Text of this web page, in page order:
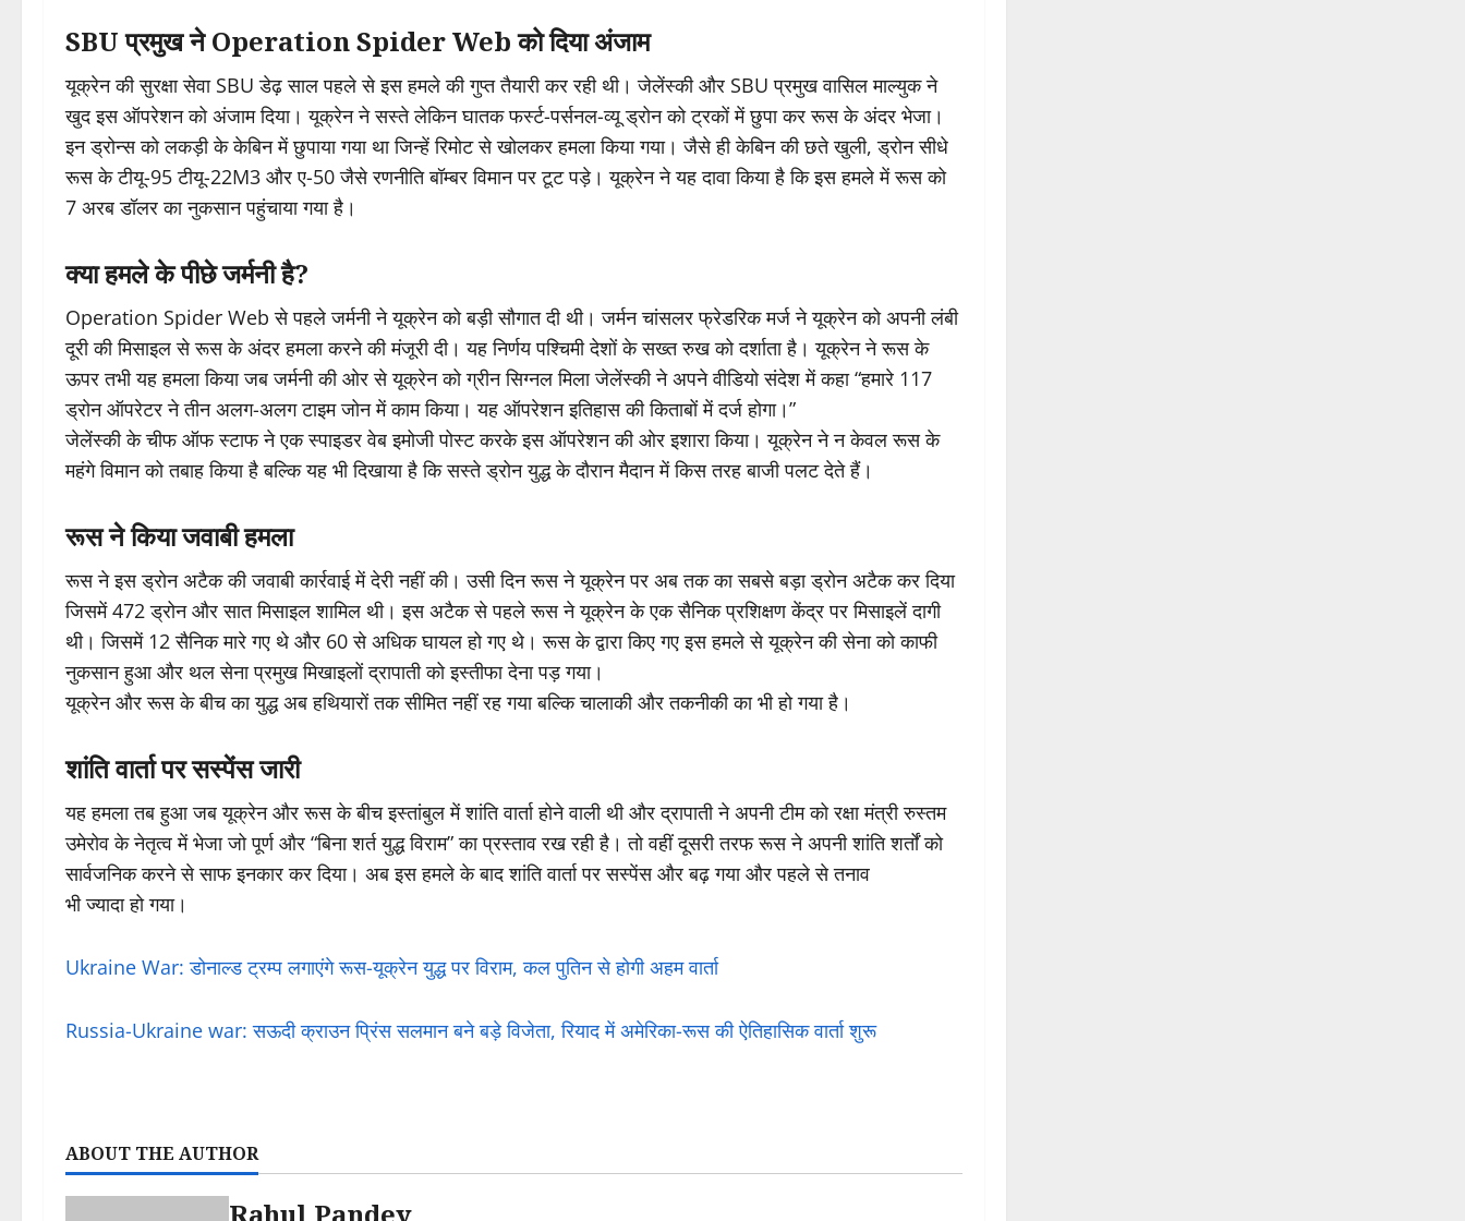
SBU प्रमुख ने Operation Spider Web को दिया अंजाम
यूक्रेन की सुरक्षा सेवा SBU डेढ़ साल पहले से इस हमले की गुप्त तैयारी कर रही थी। जेलेंस्की और SBU प्रमुख वासिल माल्युक ने
खुद इस ऑपरेशन को अंजाम दिया। यूक्रेन ने सस्ते लेकिन घातक फर्स्ट-पर्सनल-व्यू ड्रोन को ट्रकों में छुपा कर रूस के अंदर भेजा।
इन ड्रोन्स को लकड़ी के केबिन में छुपाया गया था जिन्हें रिमोट से खोलकर हमला किया गया। जैसे ही केबिन की छते खुली, ड्रोन सीधे
रूस के टीयू-95 टीयू-22M3 और ए-50 जैसे रणनीति बॉम्बर विमान पर टूट पड़े। यूक्रेन ने यह दावा किया है कि इस हमले में रूस को
7 अरब डॉलर का नुकसान पहुंचाया गया है।
क्या हमले के पीछे जर्मनी है?
Operation Spider Web से पहले जर्मनी ने यूक्रेन को बड़ी सौगात दी थी। जर्मन चांसलर फ्रेडरिक मर्ज ने यूक्रेन को अपनी लंबी
दूरी की मिसाइल से रूस के अंदर हमला करने की मंजूरी दी। यह निर्णय पश्चिमी देशों के सख्त रुख को दर्शाता है। यूक्रेन ने रूस के
ऊपर तभी यह हमला किया जब जर्मनी की ओर से यूक्रेन को ग्रीन सिग्नल मिला जेलेंस्की ने अपने वीडियो संदेश में कहा “हमारे 117
ड्रोन ऑपरेटर ने तीन अलग-अलग टाइम जोन में काम किया। यह ऑपरेशन इतिहास की किताबों में दर्ज होगा।”
जेलेंस्की के चीफ ऑफ स्टाफ ने एक स्पाइडर वेब इमोजी पोस्ट करके इस ऑपरेशन की ओर इशारा किया। यूक्रेन ने न केवल रूस के
महंगे विमान को तबाह किया है बल्कि यह भी दिखाया है कि सस्ते ड्रोन युद्ध के दौरान मैदान में किस तरह बाजी पलट देते हैं।
रूस ने किया जवाबी हमला
रूस ने इस ड्रोन अटैक की जवाबी कार्रवाई में देरी नहीं की। उसी दिन रूस ने यूक्रेन पर अब तक का सबसे बड़ा ड्रोन अटैक कर दिया
जिसमें 472 ड्रोन और सात मिसाइल शामिल थी। इस अटैक से पहले रूस ने यूक्रेन के एक सैनिक प्रशिक्षण केंद्र पर मिसाइलें दागी
थी। जिसमें 12 सैनिक मारे गए थे और 60 से अधिक घायल हो गए थे। रूस के द्वारा किए गए इस हमले से यूक्रेन की सेना को काफी
नुकसान हुआ और थल सेना प्रमुख मिखाइलों द्रापाती को इस्तीफा देना पड़ गया।
यूक्रेन और रूस के बीच का युद्ध अब हथियारों तक सीमित नहीं रह गया बल्कि चालाकी और तकनीकी का भी हो गया है।
शांति वार्ता पर सस्पेंस जारी
यह हमला तब हुआ जब यूक्रेन और रूस के बीच इस्तांबुल में शांति वार्ता होने वाली थी और द्रापाती ने अपनी टीम को रक्षा मंत्री रुस्तम
उमेरोव के नेतृत्व में भेजा जो पूर्ण और “बिना शर्त युद्ध विराम” का प्रस्ताव रख रही है। तो वहीं दूसरी तरफ रूस ने अपनी शांति शर्तों को
सार्वजनिक करने से साफ इनकार कर दिया। अब इस हमले के बाद शांति वार्ता पर सस्पेंस और बढ़ गया और पहले से तनाव
भी ज्यादा हो गया।
Ukraine War: डोनाल्ड ट्रम्प लगाएंगे रूस-यूक्रेन युद्ध पर विराम, कल पुतिन से होगी अहम वार्ता
Russia-Ukraine war: सऊदी क्राउन प्रिंस सलमान बने बड़े विजेता, रियाद में अमेरिका-रूस की ऐतिहासिक वार्ता शुरू
ABOUT THE AUTHOR
Rahul Pandey